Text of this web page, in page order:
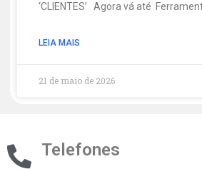
‘CLIENTES’ Agora vá até
LEIA MAIS
21 de maio de 2026
Telefones